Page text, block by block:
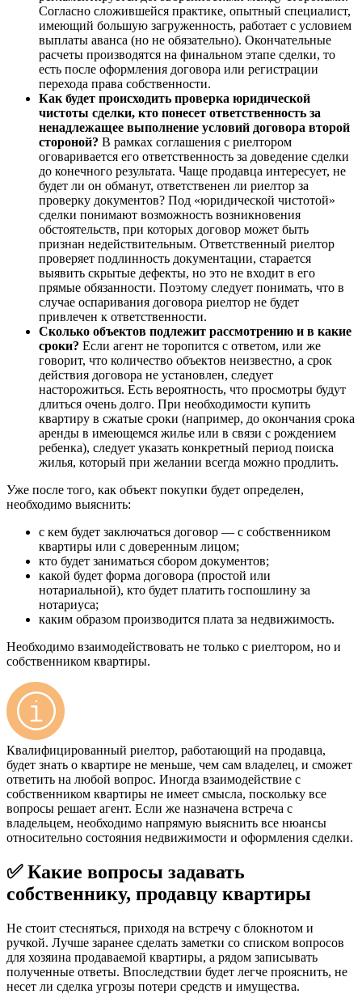
Согласно сложившейся практике, опытный специалист,
имеющий большую загруженность, работает с условием
выплаты аванса (но не обязательно). Окончательные
расчеты производятся на финальном этапе сделки, то
есть после оформления договора или регистрации
перехода права собственности.
Как будет происходить проверка юридической
чистоты сделки, кто понесет ответственность за
ненадлежащее выполнение условий договора второй
стороной? В рамках соглашения с риелтором
оговаривается его ответственность за доведение сделки
до конечного результата. Чаще продавца интересует, не
будет ли он обманут, ответственен ли риелтор за
проверку документов? Под «юридической чистотой»
сделки понимают возможность возникновения
обстоятельств, при которых договор может быть
признан недействительным. Ответственный риелтор
проверяет подлинность документации, старается
выявить скрытые дефекты, но это не входит в его
прямые обязанности. Поэтому следует понимать, что в
случае оспаривания договора риелтор не будет
привлечен к ответственности.
Сколько объектов подлежит рассмотрению и в какие
сроки? Если агент не торопится с ответом, или же
говорит, что количество объектов неизвестно, а срок
действия договора не установлен, следует
насторожиться. Есть вероятность, что просмотры будут
длиться очень долго. При необходимости купить
квартиру в сжатые сроки (например, до окончания срока
аренды в имеющемся жилье или в связи с рождением
ребенка), следует указать конкретный период поиска
жилья, который при желании всегда можно продлить.
Уже после того, как объект покупки будет определен,
необходимо выяснить:
с кем будет заключаться договор — с собственником
квартиры или с доверенным лицом;
кто будет заниматься сбором документов;
какой будет форма договора (простой или
нотариальной), кто будет платить госпошлину за
нотариуса;
каким образом производится плата за недвижимость.
Необходимо взаимодействовать не только с риелтором, но и
собственником квартиры.
Квалифицированный риелтор, работающий на продавца,
будет знать о квартире не меньше, чем сам владелец, и сможет
ответить на любой вопрос. Иногда взаимодействие с
собственником квартиры не имеет смысла, поскольку все
вопросы решает агент. Если же назначена встреча с
владельцем, необходимо напрямую выяснить все нюансы
относительно состояния недвижимости и оформления сделки.
✅ Какие вопросы задавать
собственнику, продавцу квартиры
Не стоит стесняться, приходя на встречу с блокнотом и
ручкой. Лучше заранее сделать заметки со списком вопросов
для хозяина продаваемой квартиры, а рядом записывать
полученные ответы. Впоследствии будет легче прояснить, не
несет ли сделка угрозы потери средств и имущества.